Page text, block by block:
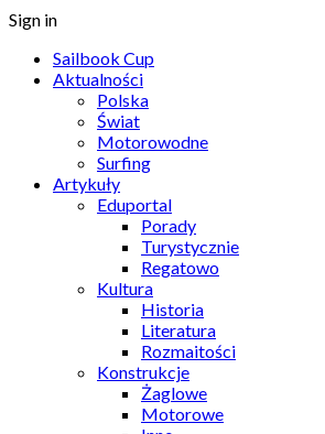
Sign in
Sailbook Cup
Aktualności
Polska
Świat
Motorowodne
Surfing
Artykuły
Eduportal
Porady
Turystycznie
Regatowo
Kultura
Historia
Literatura
Rozmaitości
Konstrukcje
Żaglowe
Motorowe